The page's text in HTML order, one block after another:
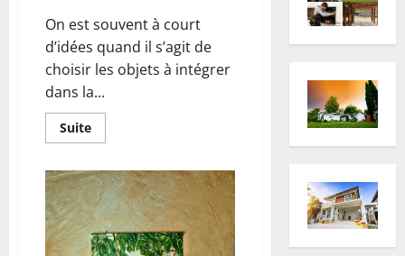
On est souvent à court
d’idées quand il s’agit de
choisir les objets à intégrer
dans la...
SuiteEn
savoir
Le
tableau
:
une
plus-
value